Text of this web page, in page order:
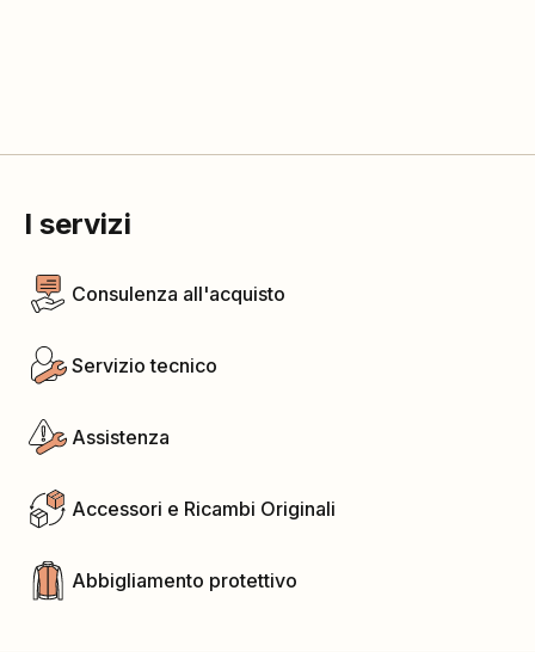
I servizi
Consulenza all'acquisto
Servizio tecnico
Assistenza
Accessori e Ricambi Originali
Abbigliamento protettivo